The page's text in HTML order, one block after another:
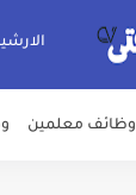
وظائف معلمين